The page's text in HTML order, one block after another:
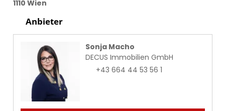
1110 Wien
Anbieter
Sonja Macho
DECUS Immobilien GmbH
+43 664 44 53 56 1